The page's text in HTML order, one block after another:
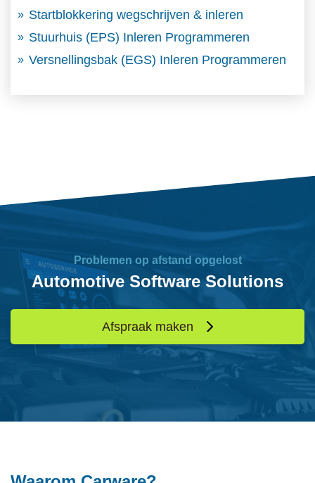
Startblokkering wegschrijven & inleren
Stuurhuis (EPS) Inleren Programmeren
Versnellingsbak (EGS) Inleren Programmeren
Problemen op afstand opgelost
Automotive Software Solutions
Afspraak maken